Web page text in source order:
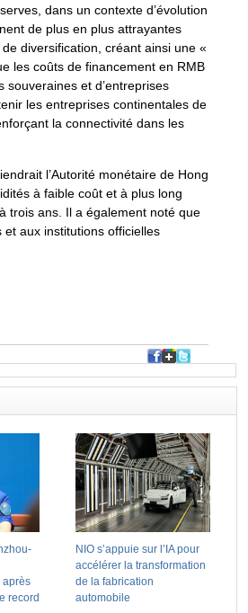
dans un contexte d’évolution
de plus en plus attrayantes
diversification, créant ainsi une «
les coûts de financement en RMB
et d’entreprises
les entreprises continentales de
la connectivité dans les
l’Autorité monétaire de Hong
à faible coût et à plus long
trois ans. Il a également noté que
aux institutions officielles